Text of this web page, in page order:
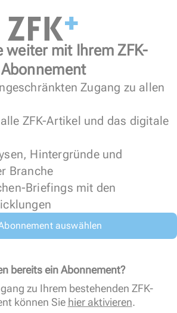
weiter mit Ihrem ZFK-
Abonnement
Zugang zu allen
ZFK-Artikel und das digitale
Hintergründe und
Branche
Briefings mit den
auswählen
bereits ein Abonnement?
zu Ihrem bestehenden ZFK-
können Sie hier aktivieren.